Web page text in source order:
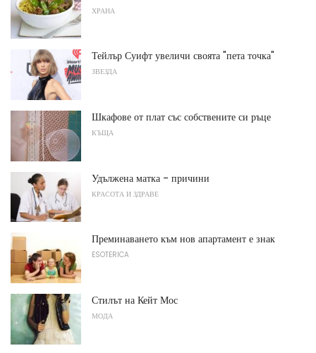
ХРАНА
Тейлър Суифт увеличи своята "пета точка"
ЗВЕЗДА
Шкафове от плат със собствените си ръце
КЪЩА
Удължена матка - причини
КРАСОТА И ЗДРАВЕ
Преминаването към нов апартамент е знак
ESOTERICA
Стилът на Кейт Мос
МОДА